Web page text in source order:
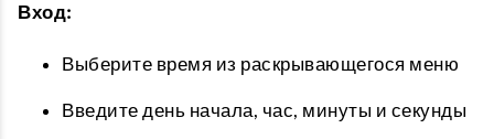
Вход:
Выберите время из раскрывающегося меню
Введите день начала, час, минуты и секунды